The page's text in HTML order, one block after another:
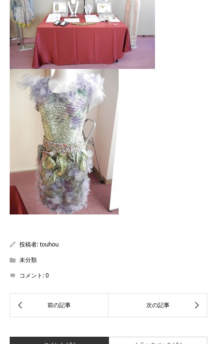
投稿者:touhou
未分類
コメント:0